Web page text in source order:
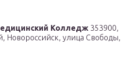
Колледж 353900,
Новороссийск, улица Свободы,